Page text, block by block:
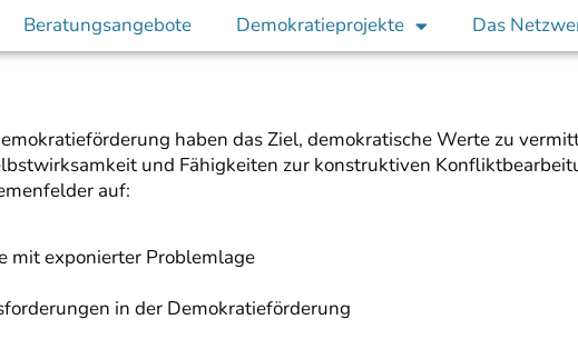
Beratungsangebote Demokratieprojekte Das
haben das Ziel, demokratische Werte zu
und Fähigkeiten zur konstruktiven
auf:
mit exponierter Problemlage
in der Demokratieförderung